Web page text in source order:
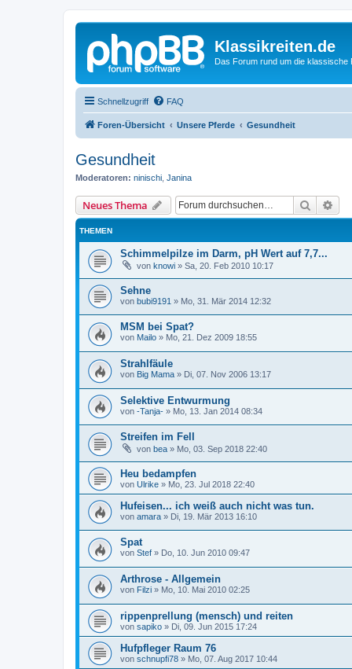
Klassikreiten.de
Das Forum rund um die klassische
Schnellzugriff FAQ
Foren-Übersicht Unsere Pferde Gesundheit
Gesundheit
Moderatoren: ninischi Janina
Neues Thema Suche
THEMEN
Schimmelpilze im Darm, pH Wert auf 7,7...
von knowi » Sa, 20. Feb 2010 10:17
Sehne
von bubi9191 » Mo, 31. Mär 2014 12:32
MSM bei Spat?
von Mailo » Mo, 21. Dez 2009 18:55
Strahlfäule
von Big Mama » Di, 07. Nov 2006 13:17
Selektive Entwurmung
von -Tanja- » Mo, 13. Jan 2014 08:34
Streifen im Fell
von bea » Mo, 03. Sep 2018 22:40
Heu bedampfen
von Ulrike » Mo, 23. Jul 2018 22:40
Hufeisen... ich weiß auch nicht was tun.
von amara » Di, 19. Mär 2013 16:10
Spat
von Stef » Do, 10. Jun 2010 09:47
Arthrose - Allgemein
von Filzi » Mo, 10. Mai 2010 02:25
rippenprellung (mensch) und reiten
von sapiko » Di, 09. Jun 2015 17:24
Hufpfleger Raum 76
von schnupfi78 » Mo, 07. Aug 2017 10:44